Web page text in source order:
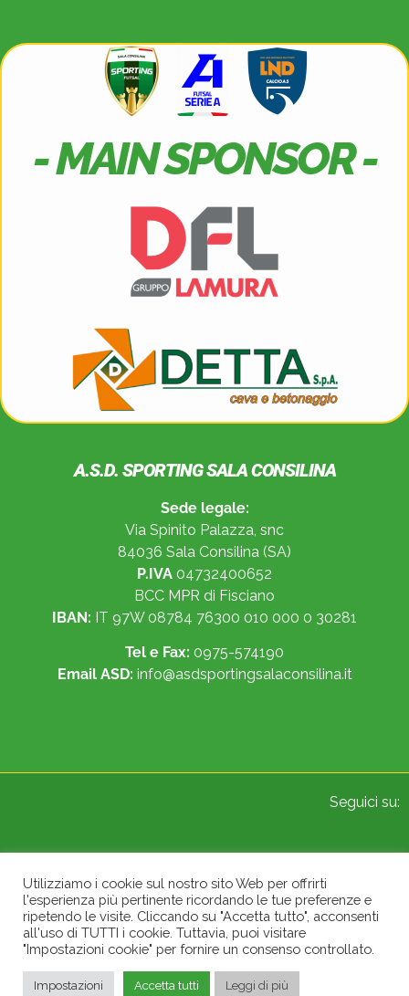
- MAIN SPONSOR -
A.S.D. SPORTING SALA CONSILINA
Sede legale:
Via Spinito Palazza, snc
84036 Sala Consilina (SA)
P.IVA 04732400652
BCC MPR di Fisciano
IBAN: IT 97W 08784 76300 010 000 0 30281
Tel e Fax: 0975-574190
Email ASD: info@asdsportingsalaconsilina.it
Seguici su:
© 2022 Sporting A.S.D. Sala Consilina. All Rights Reserved.
Utilizziamo i cookie sul nostro sito Web per offrirti
l'esperienza più pertinente ricordando le tue preferenze e
ripetendo le visite. Cliccando su "Accetta tutto", acconsenti
all'uso di TUTTI i cookie. Tuttavia, puoi visitare
"Impostazioni cookie" per fornire un consenso controllato.
Impostazioni Accetta tutti Leggi di più